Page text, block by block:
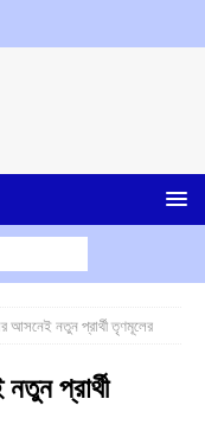
আসনেই নতুন প্রার্থী তৃণমূলের
প্রার্থী